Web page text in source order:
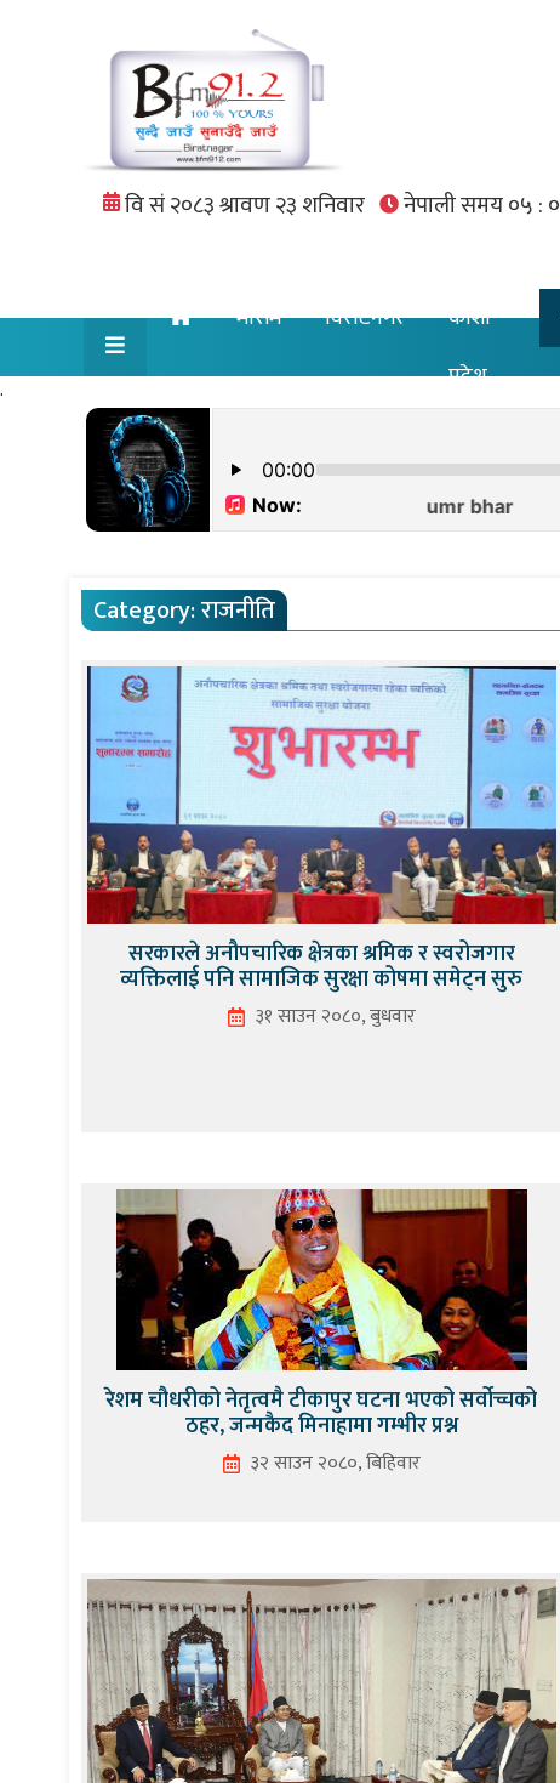
मौसम विराटनगर
कोशी
प्रदेश
.
Category:राजनीति
सरकारले अनौपचारिक क्षेत्रका श्रमिक र स्वरोजगार
व्यक्तिलाई पनि सामाजिक सुरक्षा कोषमा समेट्न सुरु
३१ साउन २०८०, बुधवार
रेशम चौधरीको नेतृत्वमै टीकापुर घटना भएको सर्वोच्चको
ठहर, जन्मकैद मिनाहामा गम्भीर प्रश्न
३२ साउन २०८०, बिहिवार